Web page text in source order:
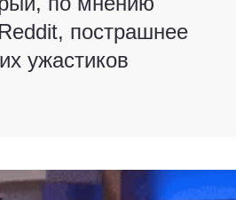
пострашнее
ужастиков